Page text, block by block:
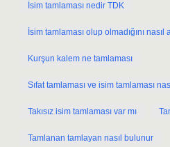
İsim tamlaması nedir TDK
İsim tamlaması olup olmadığını nasıl
Kurşun kalem ne tamlaması
Sıfat tamlaması ve isim tamlaması
Takısız isim tamlaması var mı
Tamlanan tamlayan nasıl bulunur